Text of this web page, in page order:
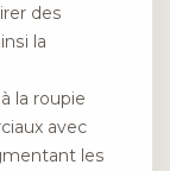
des
la
la roupie
avec
les